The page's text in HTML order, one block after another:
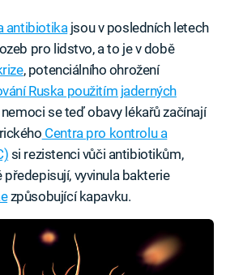
antibiotikajsou v posledních letech
pro lidstvo, a to je v době
, potenciálního ohrožení
Ruska použitím jaderných
se teď obavy lékařů začínají
Centra pro kontrolu a
si rezistenci vůči antibiotikům,
předepisují, vyvinula bakterie
způsobující kapavku.